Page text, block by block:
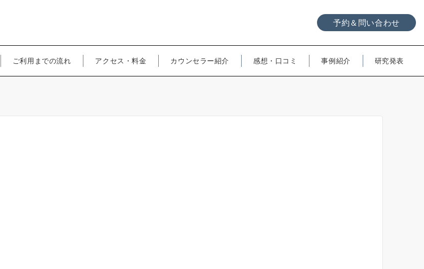
予約＆問い合わせ
ご利用までの流れ アクセス・料金 カウンセラー紹介 感想・口コミ 事例紹介 研究発表